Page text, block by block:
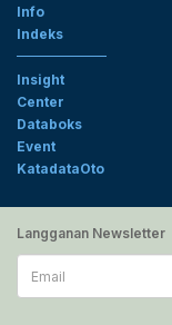
Info
Indeks
Insight
Center
Databoks
Event
KatadataOto
Langganan Newsletter
Email